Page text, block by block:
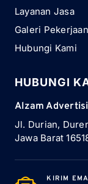
Layanan Jasa
Galeri Pekerjaan
Hubungi Kami
HUBUNGI
Alzam
Jl. Durian,
Jawa Barat
KIRIM